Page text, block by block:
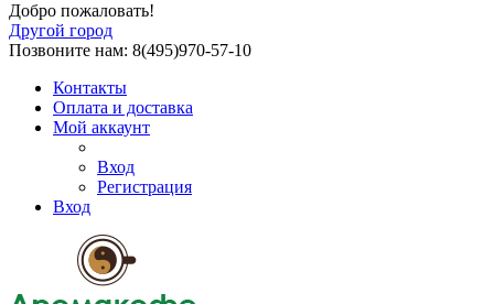
Добро пожаловать!
Другой город
Позвоните нам: 8(495)970-57-10
Контакты
Оплата и доставка
Мой аккаунт
Вход
Регистрация
Вход